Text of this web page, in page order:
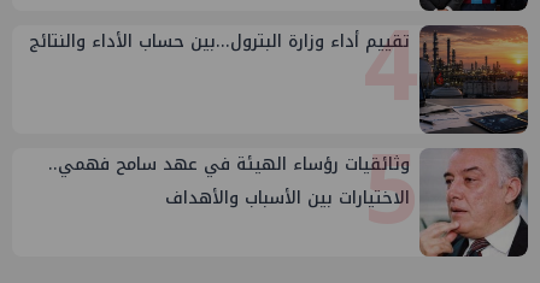
4
تقييم أداء وزارة البترول...بين حساب الأداء والنتائج
5
وثائقيات رؤساء الهيئة في عهد سامح فهمي..
الاختيارات بين الأسباب والأهداف